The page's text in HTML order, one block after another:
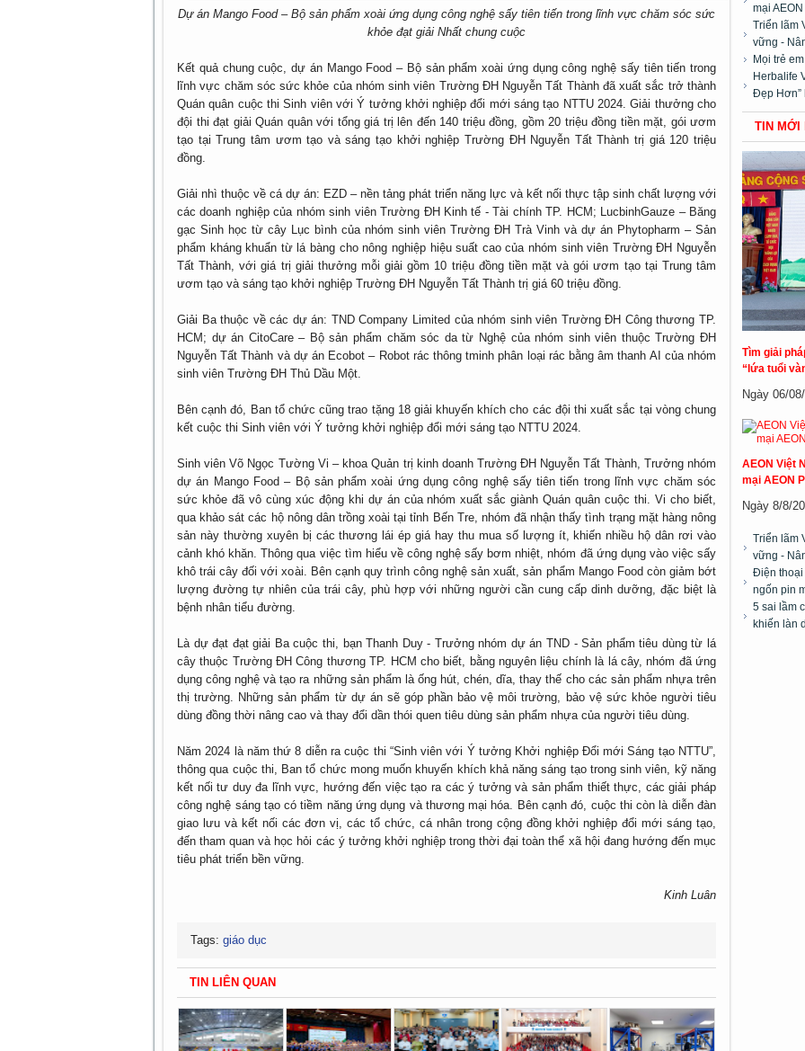
Dự án Mango Food – Bộ sản phẩm xoài ứng dụng công nghệ sấy tiên tiến trong lĩnh vực chăm sóc sức
khỏe đạt giải Nhất chung cuộc
Kết quả chung cuộc, dự án Mango Food – Bộ sản phẩm xoài ứng dụng công nghệ sấy tiên tiến trong
lĩnh vực chăm sóc sức khỏe của nhóm sinh viên Trường ĐH Nguyễn Tất Thành đã xuất sắc trở thành
Quán quân cuộc thi Sinh viên với Ý tưởng khởi nghiệp đổi mới sáng tạo NTTU 2024. Giải thưởng cho
đội thi đạt giải Quán quân với tổng giá trị lên đến 140 triệu đồng, gồm 20 triệu đồng tiền mặt, gói ươm
tạo tại Trung tâm ươm tạo và sáng tạo khởi nghiệp Trường ĐH Nguyễn Tất Thành trị giá 120 triệu
đồng.
Giải nhì thuộc về cá dự án: EZD – nền tảng phát triển năng lực và kết nối thực tập sinh chất lượng với
các doanh nghiệp của nhóm sinh viên Trường ĐH Kinh tế - Tài chính TP. HCM; LucbinhGauze – Băng
gạc Sinh học từ cây Lục bình của nhóm sinh viên Trường ĐH Trà Vinh và dự án Phytopharm – Sản
phẩm kháng khuẩn từ lá bàng cho nông nghiệp hiệu suất cao của nhóm sinh viên Trường ĐH Nguyễn
Tất Thành, với giá trị giải thưởng mỗi giải gồm 10 triệu đồng tiền mặt và gói ươm tạo tại Trung tâm
ươm tạo và sáng tạo khởi nghiệp Trường ĐH Nguyễn Tất Thành trị giá 60 triệu đồng.
Giải Ba thuộc về các dự án: TND Company Limited của nhóm sinh viên Trường ĐH Công thương TP.
HCM; dự án CitoCare – Bộ sản phẩm chăm sóc da từ Nghệ của nhóm sinh viên thuộc Trường ĐH
Nguyễn Tất Thành và dự án Ecobot – Robot rác thông tminh phân loại rác bằng âm thanh AI của nhóm
sinh viên Trường ĐH Thủ Dầu Một.
Bên cạnh đó, Ban tổ chức cũng trao tặng 18 giải khuyến khích cho các đội thi xuất sắc tại vòng chung
kết cuộc thi Sinh viên với Ý tưởng khởi nghiệp đổi mới sáng tạo NTTU 2024.
Sinh viên Võ Ngọc Tường Vi – khoa Quản trị kinh doanh Trường ĐH Nguyễn Tất Thành, Trưởng nhóm
dự án Mango Food – Bộ sản phẩm xoài ứng dụng công nghệ sấy tiên tiến trong lĩnh vực chăm sóc
sức khỏe đã vô cùng xúc động khi dự án của nhóm xuất sắc giành Quán quân cuộc thi. Vi cho biết,
qua khảo sát các hộ nông dân trồng xoài tại tỉnh Bến Tre, nhóm đã nhận thấy tình trạng mặt hàng nông
sản này thường xuyên bị các thương lái ép giá hay thu mua số lượng ít, khiến nhiều hộ dân rơi vào
cảnh khó khăn. Thông qua việc tìm hiểu về công nghệ sấy bơm nhiệt, nhóm đã ứng dụng vào việc sấy
khô trái cây đối với xoài. Bên cạnh quy trình công nghệ sản xuất, sản phẩm Mango Food còn giảm bớt
lượng đường tự nhiên của trái cây, phù hợp với những người cần cung cấp dinh dưỡng, đặc biệt là
bệnh nhân tiểu đường.
Là dự đạt đạt giải Ba cuộc thi, bạn Thanh Duy - Trưởng nhóm dự án TND - Sản phẩm tiêu dùng từ lá
cây thuộc Trường ĐH Công thương TP. HCM cho biết, bằng nguyên liệu chính là lá cây, nhóm đã ứng
dụng công nghệ và tạo ra những sản phẩm là ống hút, chén, dĩa, thay thế cho các sản phẩm nhựa trên
thị trường. Những sản phẩm từ dự án sẽ góp phần bảo vệ môi trường, bảo vệ sức khỏe người tiêu
dùng đồng thời nâng cao và thay đổi dần thói quen tiêu dùng sản phẩm nhựa của người tiêu dùng.
Năm 2024 là năm thứ 8 diễn ra cuộc thi “Sinh viên với Ý tưởng Khởi nghiệp Đổi mới Sáng tạo NTTU”,
thông qua cuộc thi, Ban tổ chức mong muốn khuyến khích khả năng sáng tạo trong sinh viên, kỹ năng
kết nối tư duy đa lĩnh vực, hướng đến việc tạo ra các ý tưởng và sản phẩm thiết thực, các giải pháp
công nghệ sáng tạo có tiềm năng ứng dụng và thương mại hóa. Bên cạnh đó, cuộc thi còn là diễn đàn
giao lưu và kết nối các đơn vị, các tổ chức, cá nhân trong cộng đồng khởi nghiệp đổi mới sáng tạo,
đến tham quan và học hỏi các ý tưởng khởi nghiệp trong thời đại toàn thể xã hội đang hướng đến mục
tiêu phát triển bền vững.
Kinh Luân
Tags: giáo dục
TIN LIÊN QUAN
mại
Triển lãm
vững -
Mọi trẻ
Herbalife
Đẹp Hơn”
TIN MỚI
Tìm giải
“lứa tuổi
Ngày 06/
AEON Việt
mại AEON
Ngày 8/8/
Triển lãm
vững -
Điện thoại
ngốn pin
5 sai lầm
khiến làn